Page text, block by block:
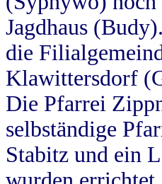
Jagdhaus
die
Klawittersdorf
Die Pfarrei
selbständige
Stabitz und ein